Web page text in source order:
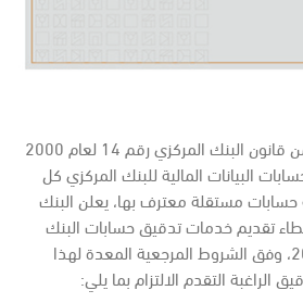
استناداً الى المادة (56) من قانون البنك المركزي رقم 14 لعام 2000
البيانات المالية للبنك المركزي كل
مستقلة معترف بها، يعلن البنك
تقديم خدمات تدقيق حسابات البنك
المركزي اليمني للعام 2025، وفق الشروط المرجعية المعدة لهذا
التقدم الالتزام بما يلي: